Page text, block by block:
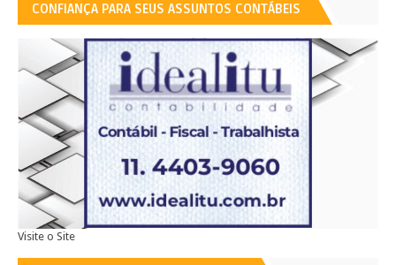
CONFIANÇA PARA SEUS ASSUNTOS CONTÁBEIS
Visite o Site